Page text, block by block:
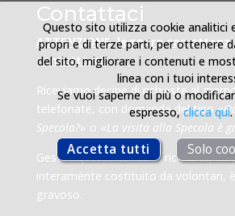
Contattaci
ATTENZIONE, leggere con
contattarci.
Riceviamo decine di richieste al
telefonate, con domande del tipo «
Specola?» o «La visita alla Specola è
Gestire questo carico di richieste,
interamente costituito da volontari,
gravoso.
Questo sito utilizza cookie analitici
propri e di terze parti, per ottenere
del sito, migliorare i contenuti e
linea con i tuoi
Se vuoi saperne di più o
espresso,clicca qui.
Accetta tutti Solo